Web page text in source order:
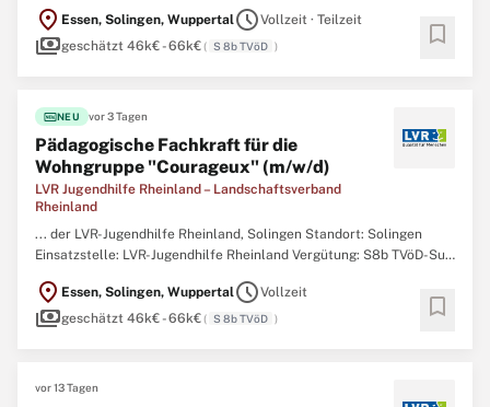
Wochenenddienste Profil Diplom-Sozialpädagogin/Sozialpädagoge
oder staatlich anerkannte Erzieherin/staatlich anerkannter
location_on Essen, Solingen, WuppertalscheduleVollzeit · Teilzeit
paymentsgeschätzt 46k€ - 66k€( S 8b TVöD ) bookmark
fiber_newNEU vor 3 Tagen
Pädagogische Fachkraft für die
Wohngruppe "Courageux" (m/w/d)
LVR Jugendhilfe Rheinland – Landschaftsverband
Rheinland
... der LVR-Jugendhilfe Rheinland, Solingen Standort: Solingen
Einsatzstelle: LVR-Jugendhilfe Rheinland Vergütung: S8b TVöD-SuE
Termin Bewerbungsfrist: 16.08.2026 Referenzcode: Courageux
Aufgaben Mitarbeit im Gruppenerziehungsdienst
location_on Essen, Solingen, WuppertalscheduleVollzeit
paymentsgeschätzt 46k€ - 66k€( S 8b TVöD ) bookmark
vor 13 Tagen